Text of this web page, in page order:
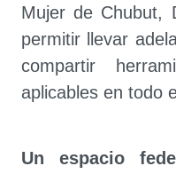
Mujer de Chubut,
permitir llevar
compartir
aplicables en todo
Un espacio